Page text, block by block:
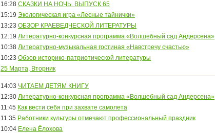
16:28 СКАЗКИ НА НОЧЬ. ВЫПУСК 65
15:19 Экологическая игра «Лесные тайнички»
13:23 ОБЗОР КРАЕВЕДЧЕСКОЙ ЛИТЕРАТУРЫ
12:19 Литературно-конкурсная программа «Волшебный сад Андерсена»
10:38 Литературно-музыкальная гостиная «Навстречу счастью»
10:23 Обзор историко-патриотической литературы
25 Марта, Вторник
14:03 ЧИТАЕМ ДЕТЯМ КНИГУ
12:30 Литературно-конкурсная программа «Волшебный сад Андерсена»
11:45 Как вести себя при захвате самолета
11:35 Работники культуры отмечают профессиональный праздник
10:04 Елена Ёлохова